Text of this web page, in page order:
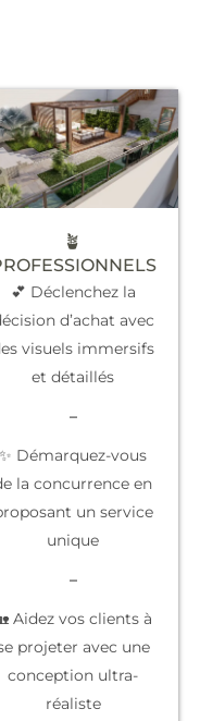
🪴
💕 Déclenchez la
d’achat avec
visuels immersifs
et détaillés
–
✨ Démarquez-vous
la concurrence en
un service
unique
–
Aidez vos clients à
projeter avec une
conception ultra-
réaliste